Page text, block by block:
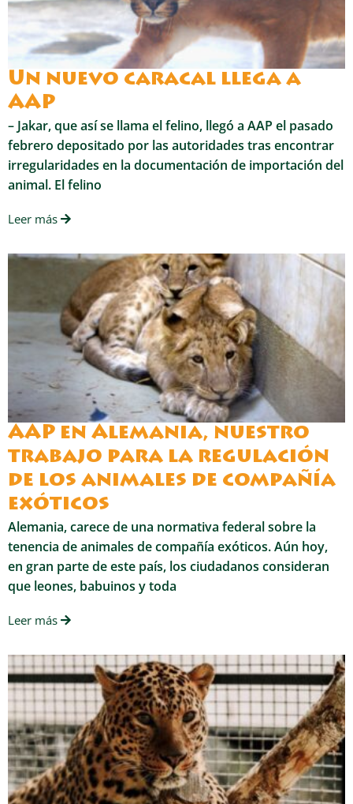
Un nuevo caracal llega a
AAP
– Jakar, que así se llama el felino, llegó a AAP el pasado
febrero depositado por las autoridades tras encontrar
irregularidades en la documentación de importación del
animal. El felino
Leer más
AAP en Alemania, nuestro
trabajo para la regulación
de los animales de compañía
exóticos
Alemania, carece de una normativa federal sobre la
tenencia de animales de compañía exóticos. Aún hoy,
en gran parte de este país, los ciudadanos consideran
que leones, babuinos y toda
Leer más